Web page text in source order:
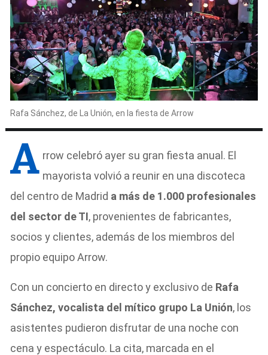
Rafa Sánchez, de La Unión, en la fiesta de Arrow
A rrow celebró ayer su gran fiesta anual. El
mayorista volvió a reunir en una discoteca
del centro de Madrid a más de 1.000 profesionales
del sector de TI, provenientes de fabricantes,
socios y clientes, además de los miembros del
propio equipo Arrow.
Con un concierto en directo y exclusivo de Rafa
Sánchez, vocalista del mítico grupo La Unión, los
asistentes pudieron disfrutar de una noche con
cena y espectáculo. La cita, marcada en el